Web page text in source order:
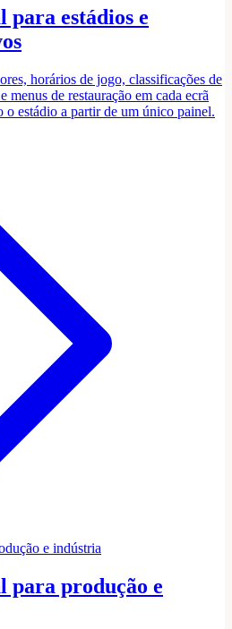
para estádios e
horários de jogo, classificações de
de restauração em cada ecrã
o estádio a partir de um único painel.
para produção e